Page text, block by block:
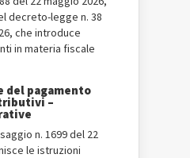
decreto-legge n. 38
che introduce
in materia fiscale
del pagamento
–
n. 1699 del 22
le istruzioni